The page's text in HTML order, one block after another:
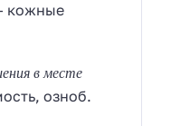
кожные
в месте
озноб.